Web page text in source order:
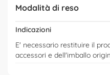
Modalità di reso
Indicazioni
E' necessario restituire il
accessori e dell'imballo